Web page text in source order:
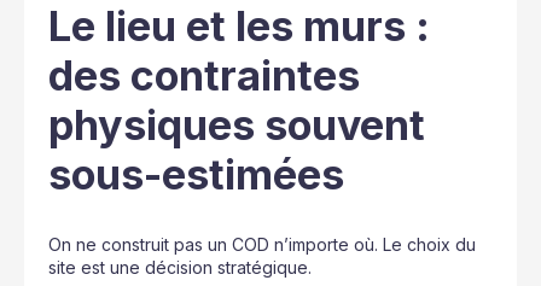
Le lieu et les murs :
des contraintes
physiques souvent
sous-estimées
On ne construit pas un COD n’importe où. Le choix du
site est une décision stratégique.